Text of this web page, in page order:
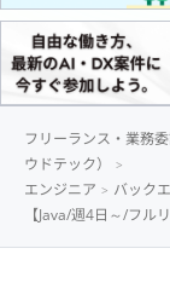
フリーランス・業務
ウドテック）
エンジニア
バック
【Java/週4日～/フル